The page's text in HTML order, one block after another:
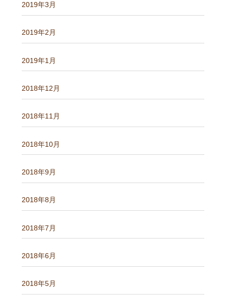
2019年3月
2019年2月
2019年1月
2018年12月
2018年11月
2018年10月
2018年9月
2018年8月
2018年7月
2018年6月
2018年5月